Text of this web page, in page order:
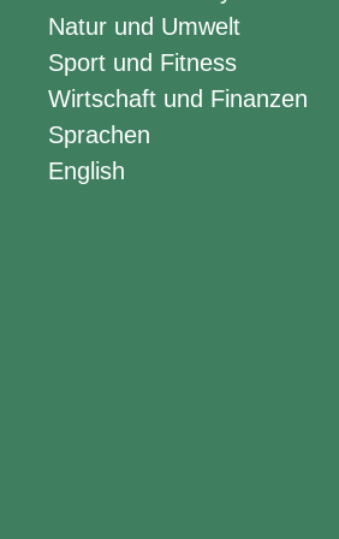
Natur und Umwelt
Sport und Fitness
Wirtschaft und Finanzen
Sprachen
English